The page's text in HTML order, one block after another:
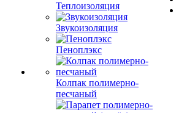
Теплоизоляция
Звукоизоляция
Пеноплэкс
Колпак полимерно-
песчаный